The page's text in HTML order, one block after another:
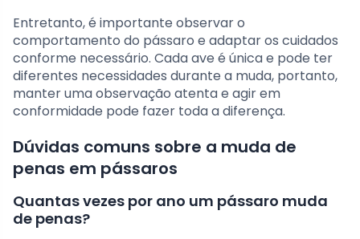
Entretanto, é importante observar o
comportamento do pássaro e adaptar os cuidados
conforme necessário. Cada ave é única e pode ter
diferentes necessidades durante a muda, portanto,
manter uma observação atenta e agir em
conformidade pode fazer toda a diferença.
Dúvidas comuns sobre a muda de
penas em pássaros
Quantas vezes por ano um pássaro muda
de penas?